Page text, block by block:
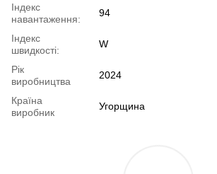
Індекс
навантаження:
94
Індекс
швидкості:
W
Рік
виробництва
2024
Країна
виробник
Угорщина